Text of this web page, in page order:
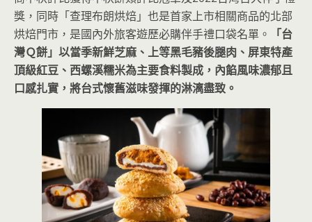
獎，同時「查理布朗烘焙」也是首家上市相關商品的北部
烘焙門市，是國內外旅客遊歷必購伴手禮口袋名單。
「台
灣Ｑ餅」以當季新鮮芝麻、上等黑毛豬後腿肉、屏東特產
頂級紅豆、西螺溪糯米為主要食料製成，內餡風味濃郁且
口感扎實，將台式懷舊滋味發揮的淋漓盡致。